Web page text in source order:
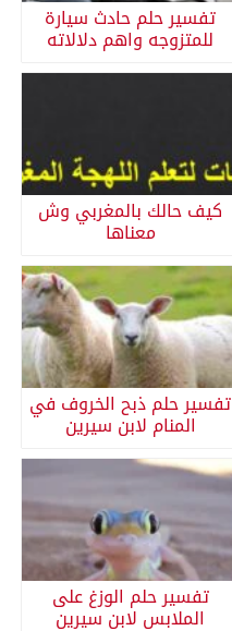
تفسير حلم حادث سيارة
للمتزوجه واهم دلالاته
كيف حالك بالمغربي وش
معناها
تفسير حلم ذبح الخروف في
المنام لابن سيرين
تفسير حلم الوزغ على
الملابس لابن سيرين